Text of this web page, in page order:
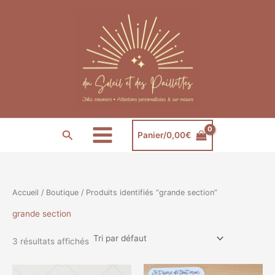
Rechercher Panier/0,00€
Accueil / Boutique / Produits identifiés “grande section”
grande section
3 résultats affichés